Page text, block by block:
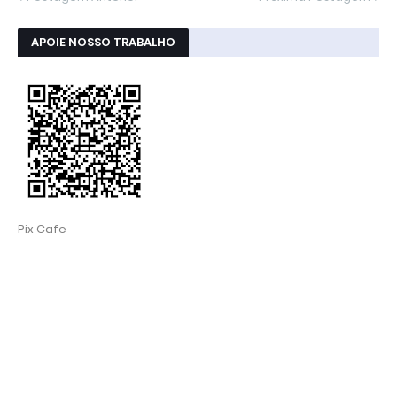
APOIE NOSSO TRABALHO
Pix Cafe